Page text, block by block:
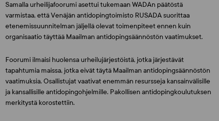
Samalla urheilijafoorumi asettui tukemaan WADAn päätöstä
varmistaa, että Venäjän antidopingtoimisto RUSADA suorittaa
etenemissuunnitelman jäljellä olevat toimenpiteet ennen kuin
organisaatio täyttää Maailman antidopingsäännöstön vaatimukset.
Foorumi ilmaisi huolensa urheilujärjestöistä, jotka järjestävät
tapahtumia maissa, jotka eivät täytä Maailman antidopingsäännöstön
vaatimuksia. Osallistujat vaativat enemmän resursseja kansainvälisille
ja kansallisille antidopingohjelmille. Pakollisen antidopingkoulutuksen
merkitystä korostettiin.